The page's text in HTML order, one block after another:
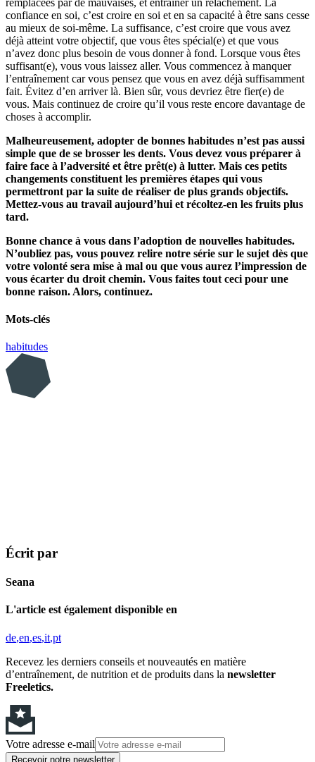
confiance en soi, c’est croire en soi et en sa capacité à être sans cesse
au mieux de soi-même. La suffisance, c’est croire que vous avez
déjà atteint votre objectif, que vous êtes spécial(e) et que vous
n’avez donc plus besoin de vous donner à fond. Lorsque vous êtes
suffisant(e), vous vous laissez aller. Vous commencez à manquer
l’entraînement car vous pensez que vous en avez déjà suffisamment
fait. Évitez d’en arriver là. Bien sûr, vous devriez être fier(e) de
vous. Mais continuez de croire qu’il vous reste encore davantage de
choses à accomplir.
Malheureusement, adopter de bonnes habitudes n’est pas aussi
simple que de se brosser les dents. Vous devez vous préparer à
faire face à l’adversité et être prêt(e) à lutter. Mais ces petits
changements constituent les premières étapes qui vous
permettront par la suite de réaliser de plus grands objectifs.
Mettez-vous au travail aujourd’hui et récoltez-en les fruits plus
tard.
Bonne chance à vous dans l’adoption de nouvelles habitudes.
N’oubliez pas, vous pouvez relire notre série sur le sujet dès que
votre volonté sera mise à mal ou que vous aurez l’impression de
vous écarter du droit chemin. Vous faites tout ceci pour une
bonne raison. Alors, continuez.
Mots-clés
habitudes
Écrit par
Seana
L'article est également disponible en
de en es it pt
Recevez les derniers conseils et nouveautés en matière
d’entraînement, de nutrition et de produits dans la newsletter
Freeletics.
Votre adresse e-mail
Recevoir notre newsletter